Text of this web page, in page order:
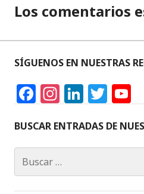
Los comentarios
SÍGUENOS EN NUESTRAS
F
c
e
b
In
a
g
ra
Li
k
e
dI
T
it
te
r
u
T
u
BUSCAR ENTRADAS DE